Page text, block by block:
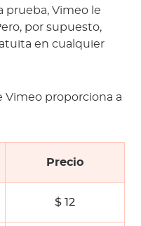
prueba, Vimeo le
por supuesto,
en cualquier
Vimeo proporciona a
Precio
$ 12